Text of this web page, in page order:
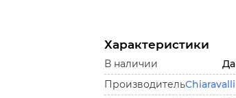
Характеристики
В наличии
Да
ПроизводительChiaravalli